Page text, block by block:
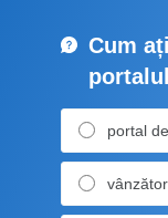
Cum
portal